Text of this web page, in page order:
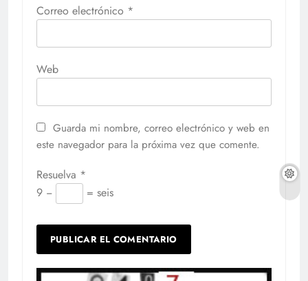
Correo electrónico *
Web
Guarda mi nombre, correo electrónico y web en
este navegador para la próxima vez que comente.
Resuelva *
9 −
= seis